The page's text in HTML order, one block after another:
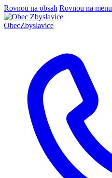
Rovnou na obsah Rovnou na menu
ObecZbyslavice